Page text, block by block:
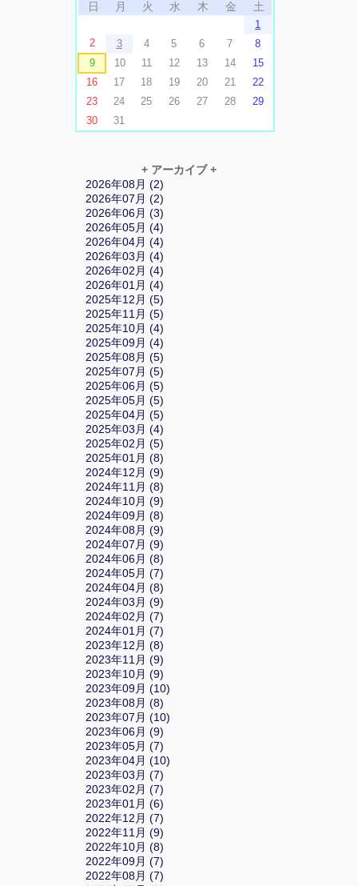
日 月 火 水 木 金 土
1
2
3 4 5 6 7
8
9
10 11 12 13 14
15
16
17 18 19 20 21
22
23
24 25 26 27 28
29
30
31
+ アーカイブ +
2026年08月 (2)
2026年07月 (2)
2026年06月 (3)
2026年05月 (4)
2026年04月 (4)
2026年03月 (4)
2026年02月 (4)
2026年01月 (4)
2025年12月 (5)
2025年11月 (5)
2025年10月 (4)
2025年09月 (4)
2025年08月 (5)
2025年07月 (5)
2025年06月 (5)
2025年05月 (5)
2025年04月 (5)
2025年03月 (4)
2025年02月 (5)
2025年01月 (8)
2024年12月 (9)
2024年11月 (8)
2024年10月 (9)
2024年09月 (8)
2024年08月 (9)
2024年07月 (9)
2024年06月 (8)
2024年05月 (7)
2024年04月 (8)
2024年03月 (9)
2024年02月 (7)
2024年01月 (7)
2023年12月 (8)
2023年11月 (9)
2023年10月 (9)
2023年09月 (10)
2023年08月 (8)
2023年07月 (10)
2023年06月 (9)
2023年05月 (7)
2023年04月 (10)
2023年03月 (7)
2023年02月 (7)
2023年01月 (6)
2022年12月 (7)
2022年11月 (9)
2022年10月 (8)
2022年09月 (7)
2022年08月 (7)